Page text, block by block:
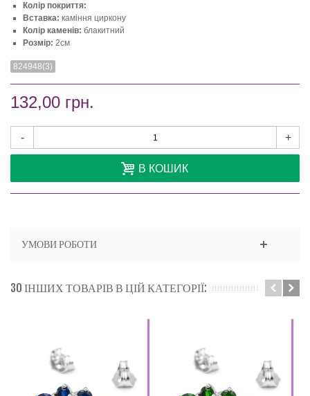
Колір покриття:
Вставка: каміння циркону
Колір каменів: блакитний
Розмір: 2см
824948(3)
132,00 грн.
- +
В КОШИК
УМОВИ РОБОТИ
30 ІНШИХ ТОВАРІВ В ЦІЙ КАТЕГОРІЇ: